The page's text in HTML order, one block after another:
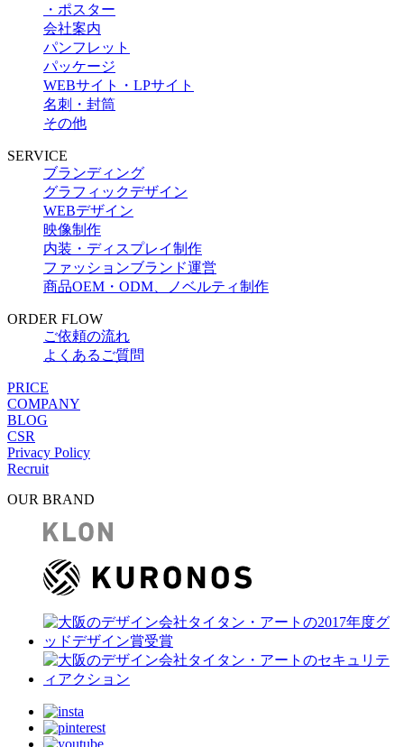
・ポスター
会社案内
パンフレット
パッケージ
WEBサイト・LPサイト
名刺・封筒
その他
SERVICE
ブランディング
グラフィックデザイン
WEBデザイン
映像制作
内装・ディスプレイ制作
ファッションブランド運営
商品OEM・ODM、ノベルティ制作
ORDER FLOW
ご依頼の流れ
よくあるご質問
PRICE
COMPANY
BLOG
CSR
Privacy Policy
Recruit
OUR BRAND